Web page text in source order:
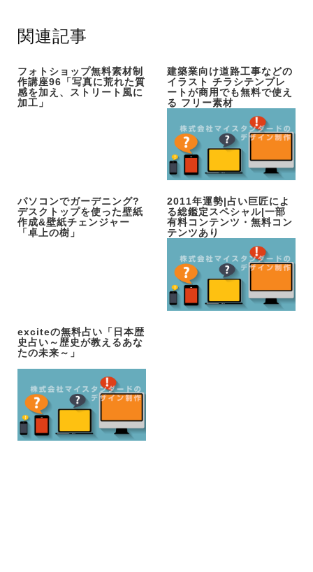
関連記事
フォトショップ無料素材制
作講座96「写真に荒れた質
感を加え、ストリート風に
加工」
建築業向け道路工事などの
イラスト チラシテンプレ
ートが商用でも無料で使え
る フリー素材
パソコンでガーデニング?
デスクトップを使った壁紙
作成&壁紙チェンジャー
「卓上の樹」
2011年運勢|占い巨匠によ
る総鑑定スペシャル|一部
有料コンテンツ・無料コン
テンツあり
exciteの無料占い「日本歴
史占い～歴史が教えるあな
たの未来～」